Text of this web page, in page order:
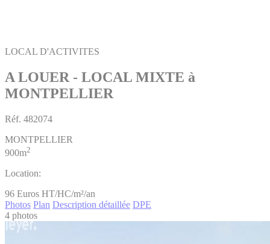
LOCAL D'ACTIVITES
A LOUER - LOCAL MIXTE à
MONTPELLIER
Réf. 482074
MONTPELLIER
900m2
Location:
96 Euros HT/HC/m²/an
Photos Plan Description détaillée DPE
4 photos